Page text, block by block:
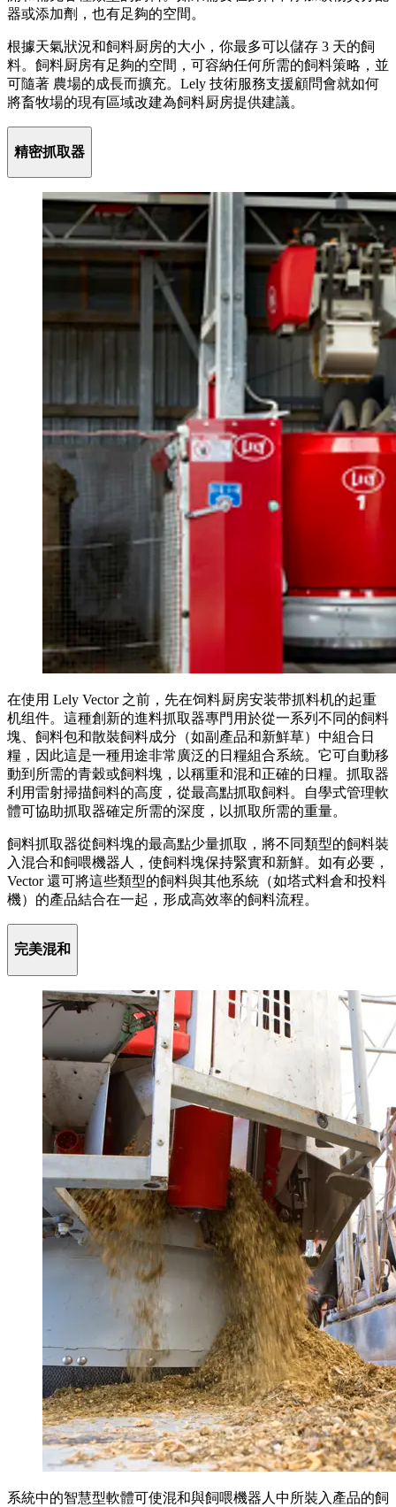
器或添加劑，也有足夠的空間。
根據天氣狀況和飼料厨房的大小，你最多可以儲存 3 天的飼
料。飼料厨房有足夠的空間，可容納任何所需的飼料策略，並
可隨著 農場的成長而擴充。Lely 技術服務支援顧問會就如何
將畜牧場的現有區域改建為飼料厨房提供建議。
精密抓取器
在使用 Lely Vector 之前，先在饲料厨房安装带抓料机的起重
机组件。這種創新的進料抓取器專門用於從一系列不同的飼料
塊、飼料包和散裝飼料成分（如副產品和新鮮草）中組合日
糧，因此這是一種用途非常廣泛的日糧組合系統。它可自動移
動到所需的青穀或飼料塊，以稱重和混和正確的日糧。抓取器
利用雷射掃描飼料的高度，從最高點抓取飼料。自學式管理軟
體可協助抓取器確定所需的深度，以抓取所需的重量。
飼料抓取器從飼料塊的最高點少量抓取，將不同類型的飼料裝
入混合和飼喂機器人，使飼料塊保持緊實和新鮮。如有必要，
Vector 還可將這些類型的飼料與其他系統（如塔式料倉和投料
機）的產品結合在一起，形成高效率的飼料流程。
完美混和
系統中的智慧型軟體可使混和與飼喂機器人中所裝入產品的飼